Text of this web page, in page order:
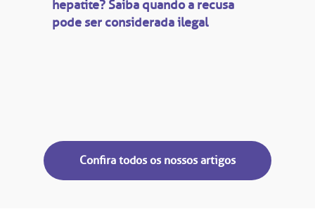
hepatite? Saiba quando a recusa
pode ser considerada ilegal
Confira todos os nossos artigos